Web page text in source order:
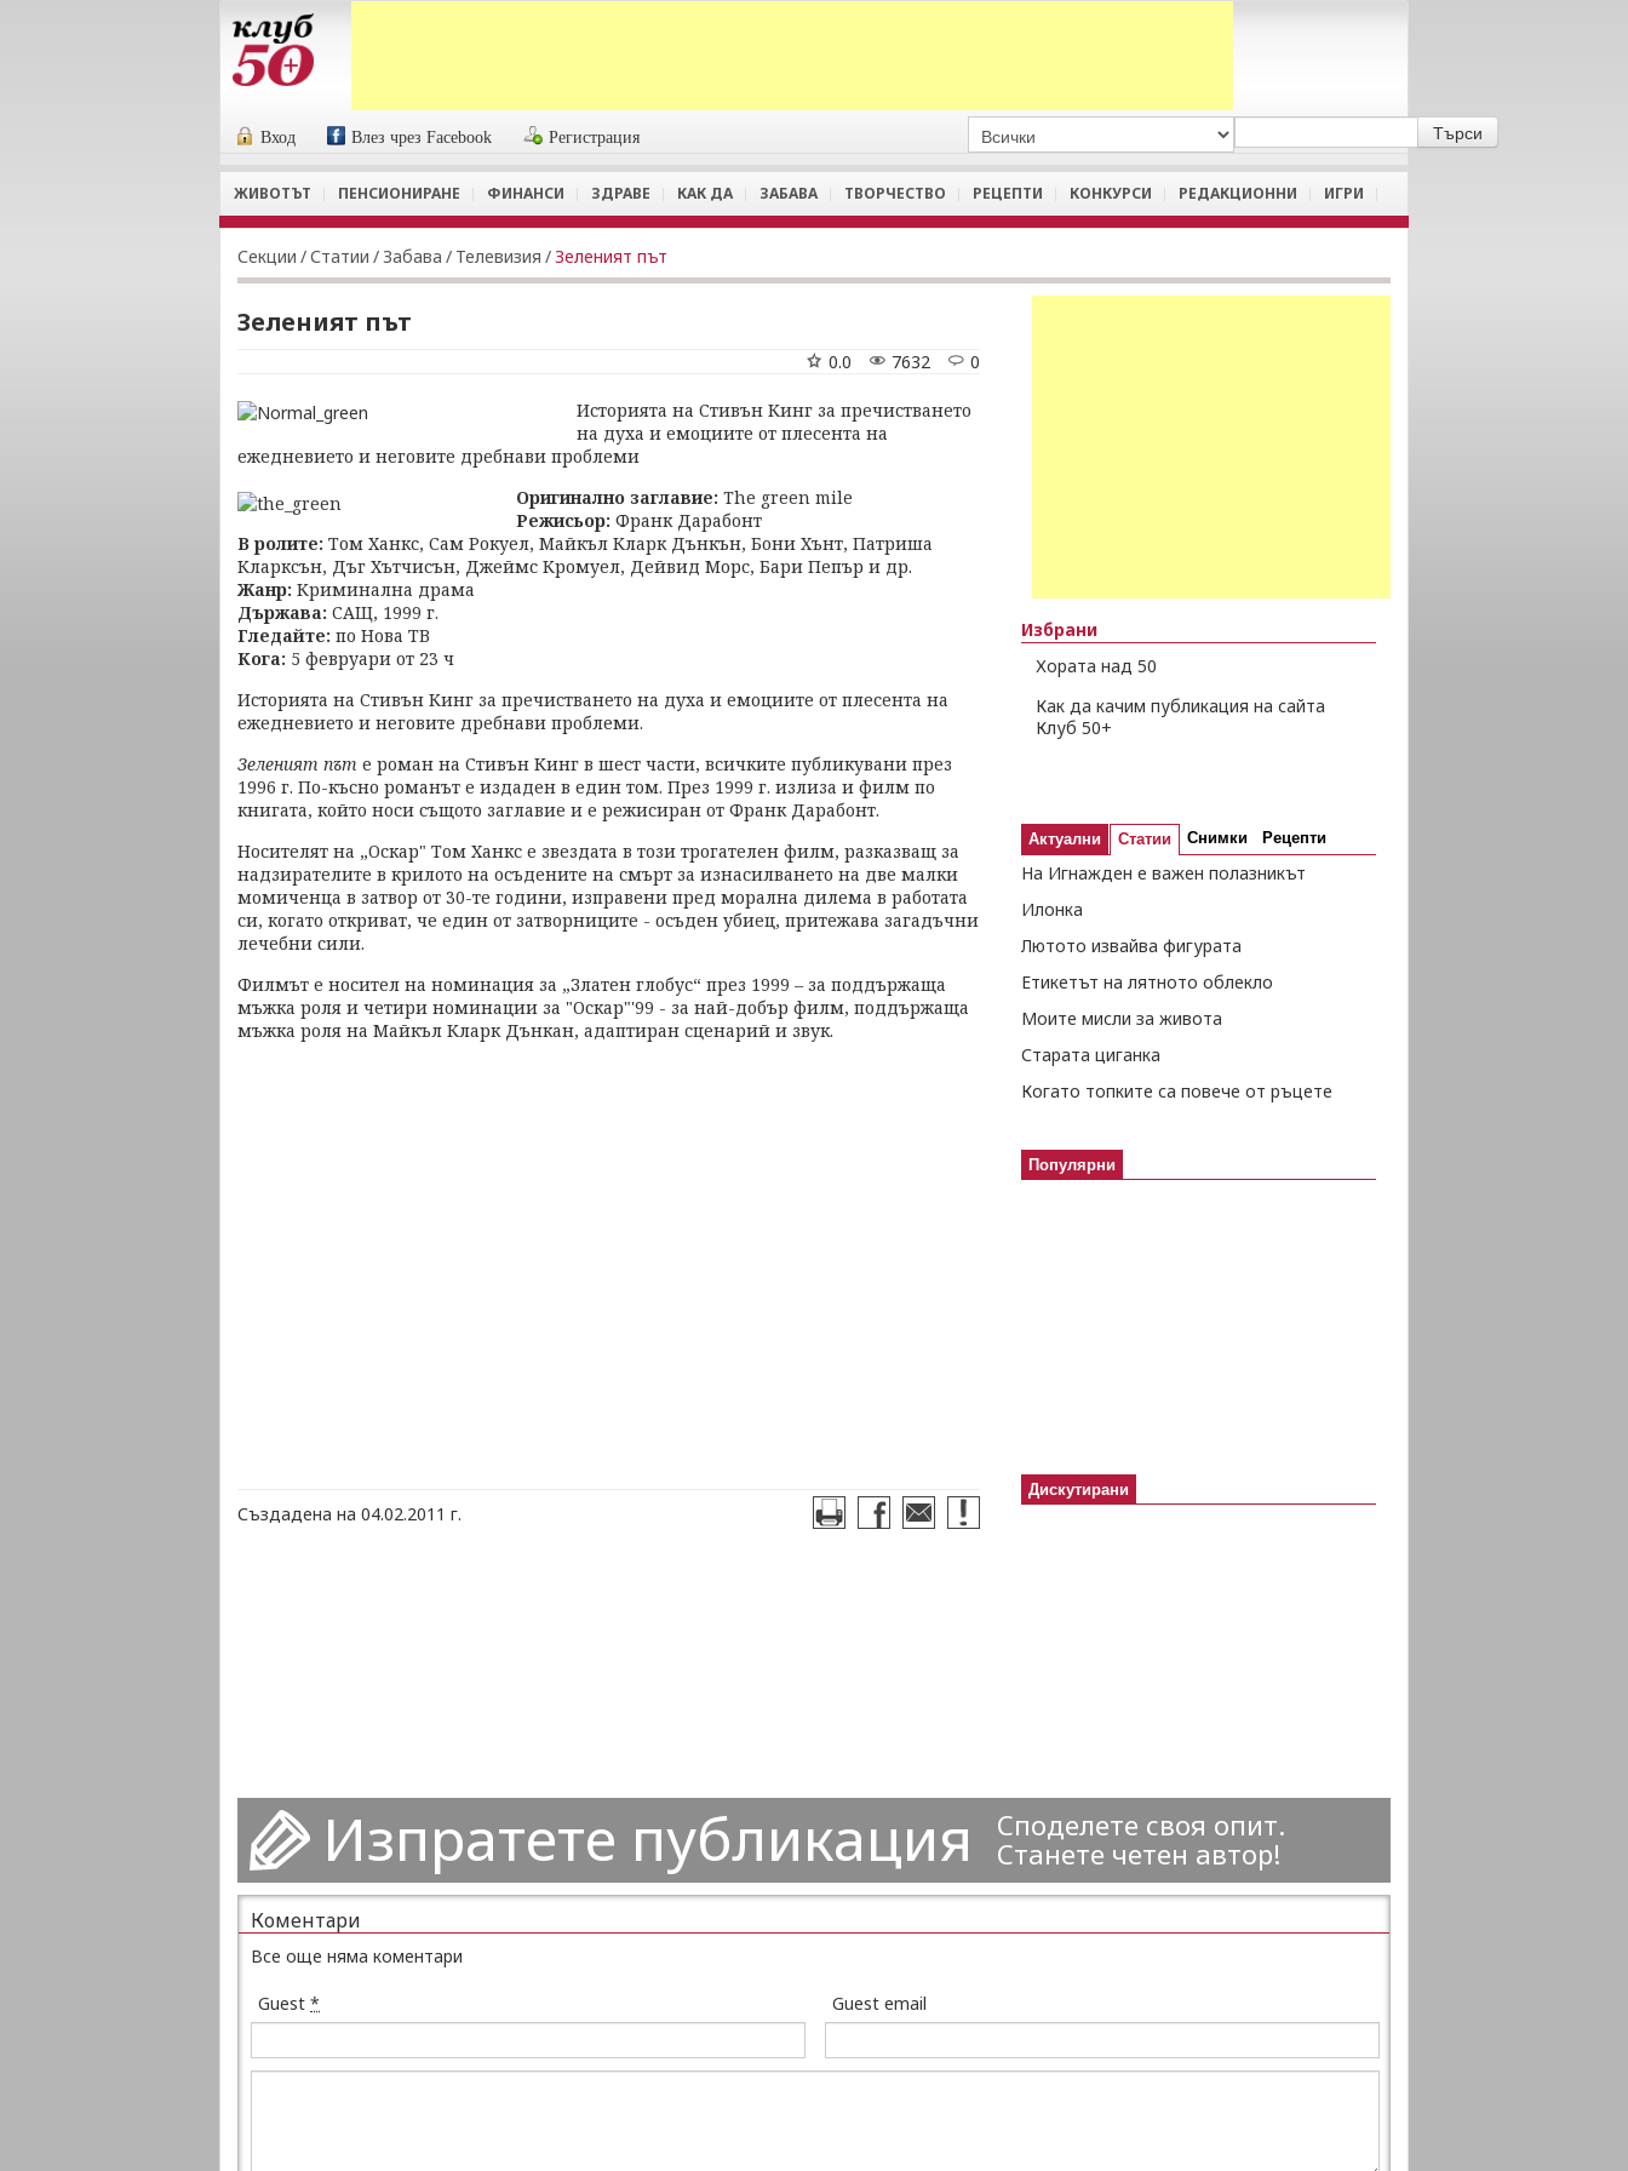
Вход Влез чрез Facebook Регистрация
ЖИВОТЪТ ПЕНСИОНИРАНЕ ФИНАНСИ ЗДРАВЕ КАК ДА ЗАБАВА ТВОРЧЕСТВО РЕЦЕПТИ КОНКУРСИ РЕДАКЦИОННИ ИГРИ
Секции /Статии / Забава / Телевизия /Зеленият път
Зеленият път
0
7632
0.0
Историята на Стивън Кинг за пречистването
на духа и емоциите от плесента на
ежедневието и неговите дребнави проблеми
Оригинално заглавие: The green mile
Режисьор: Франк Дарабонт
В ролите: Том Ханкс, Сам Рокуел, Майкъл Кларк Дънкън, Бони Хънт, Патриша
Кларксън, Дъг Хътчисън, Джеймс Кромуел, Дейвид Морс, Бари Пепър и др.
Жанр: Криминална драма
Държава: САЩ, 1999 г.
Гледайте: по Нова ТВ
Кога: 5 февруари от 23 ч
Историята на Стивън Кинг за пречистването на духа и емоциите от плесента на
ежедневието и неговите дребнави проблеми.
Зеленият път е роман на Стивън Кинг в шест части, всичките публикувани през
1996 г. По-късно романът е издаден в един том. През 1999 г. излиза и филм по
книгата, който носи същото заглавие и е режисиран от Франк Дарабонт.
Носителят на „Оскар" Том Ханкс е звездата в този трогателен филм, разказващ за
надзирателите в крилото на осъдените на смърт за изнасилването на две малки
момиченца в затвор от 30-те години, изправени пред морална дилема в работата
си, когато откриват, че един от затворниците - осъден убиец, притежава загадъчни
лечебни сили.
Филмът е носител на номинация за „Златен глобус“ през 1999 – за поддържаща
мъжка роля и четири номинации за "Оскар"'99 - за най-добър филм, поддържаща
мъжка роля на Майкъл Кларк Дънкан, адаптиран сценарий и звук.
Създадена на 04.02.2011 г.
Избрани
Хората над 50
Как да качим публикация на сайта
Клуб 50+
Актуални Статии Снимки Рецепти
На Игнажден е важен полазникът
Илонка
Лютото извайва фигурата
Етикетът на лятното облекло
Моите мисли за живота
Старата циганка
Когато топките са повече от ръцете
Популярни
Дискутирани
Изпратете публикация
Споделете своя опит.
Станете четен автор!
Коментари
Все още няма коментари
Guest * Guest email